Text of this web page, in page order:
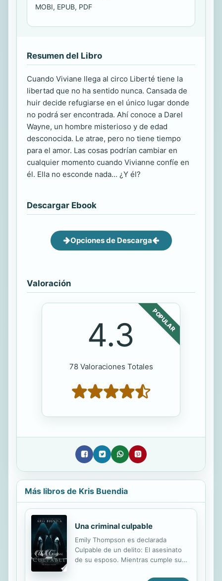
MOBI, EPUB, PDF
Resumen del Libro
Cuando Viviane llega al circo Liberté tiene la
libertad que no ha sentido nunca. Cansada de
huir decide refugiarse en el único lugar donde
no podrá ser encontrada. Ahí conoce a Darel
Wayne, un hombre misterioso y de edad
desconocida. Le atrae, pero no tiene tiempo
para el amor. Las cosas podrían cambiar en
cualquier momento cuando Vivianne confíe en
él. Ella no esconde nada… ¿Y él?
Descargar Ebook
Opciones de Descarga
Valoración
POPULAR
4.3
78 Valoraciones Totales
Más libros de Kris Buendia
Una criminal culpable
Emily Thompson es declarada
Culpable de un delito: El asesinato
de su esposo. Mientras cumple su